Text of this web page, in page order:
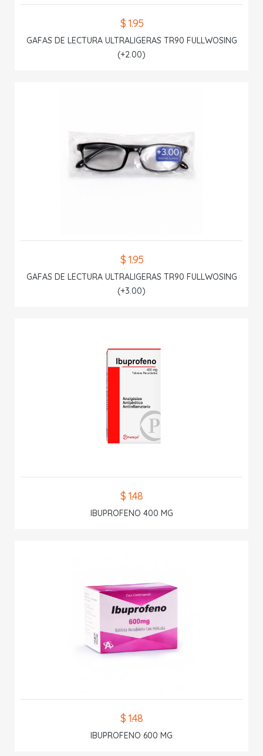
$ 1.95
GAFAS DE LECTURA ULTRALIGERAS TR90 FULLWOSING
(+2.00)
$ 1.95
GAFAS DE LECTURA ULTRALIGERAS TR90 FULLWOSING
(+3.00)
$ 1.48
IBUPROFENO 400 MG
$ 1.48
IBUPROFENO 600 MG